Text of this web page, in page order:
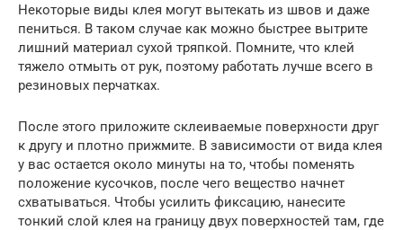
Некоторые виды клея могут вытекать из швов и даже
пениться. В таком случае как можно быстрее вытрите
лишний материал сухой тряпкой. Помните, что клей
тяжело отмыть от рук, поэтому работать лучше всего в
резиновых перчатках.
После этого приложите склеиваемые поверхности друг
к другу и плотно прижмите. В зависимости от вида клея
у вас остается около минуты на то, чтобы поменять
положение кусочков, после чего вещество начнет
схватываться. Чтобы усилить фиксацию, нанесите
тонкий слой клея на границу двух поверхностей там, где